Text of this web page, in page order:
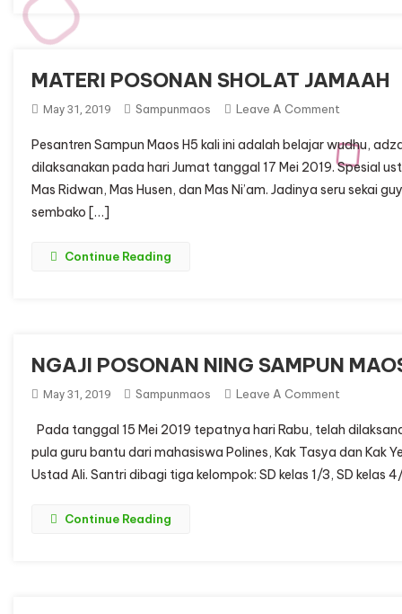
MATERI POSONAN SHOLAT JAMAAH
May 31, 2019 Sampunmaos Leave A Comment
POSONAN
SHOLAT
JAMAAH
Pesantren Sampun Maos H5 kali ini adalah belajar wudhu,
dilaksanakan pada hari Jumat tanggal 17 Mei 2019. Spesial
Mas Ridwan, Mas Husen, dan Mas Ni’am. Jadinya seru sekai
sembako […]
Continue Reading
NGAJI POSONAN NING SAMPUN
May 31, 2019 Sampunmaos Leave A Comment
POSONAN
NING
SAMPUN
Pada tanggal 15 Mei 2019 tepatnya hari Rabu, telah
pula guru bantu dari mahasiswa Polines, Kak Tasya dan Kak
Ustad Ali. Santri dibagi tiga kelompok: SD kelas 1/3, SD kelas
Continue Reading